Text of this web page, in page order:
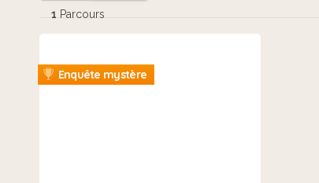
1 Parcours
Enquête mystère